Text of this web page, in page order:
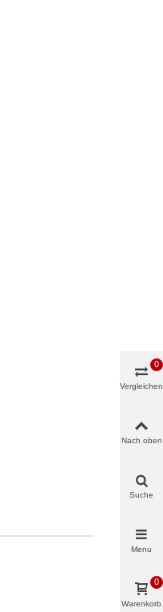
Vergleichen
0
Nach oben
Suche
Menu
Warenkorb
0